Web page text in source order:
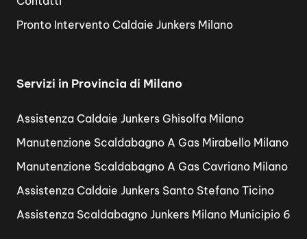
Pronto Intervento Caldaie Junkers Milano
Servizi in Provincia di Milano
Assistenza Caldaie Junkers Ghisolfa Milano
Manutenzione Scaldabagno A Gas Mirabello Milano
Manutenzione Scaldabagno A Gas Cavriano Milano
Assistenza Caldaie Junkers Santo Stefano Ticino
Assistenza Scaldabagno Junkers Milano Municipio 6